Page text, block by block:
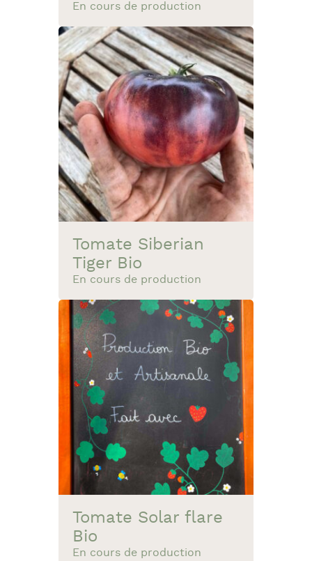
En cours de production
Tomate Siberian
Tiger Bio
En cours de production
Tomate Solar flare
Bio
En cours de production